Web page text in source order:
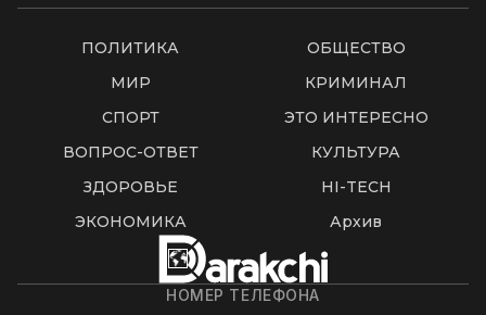
ПОЛИТИКА
ОБЩЕСТВО
МИР
КРИМИНАЛ
СПОРТ
ЭТО ИНТЕРЕСНО
ВОПРОС-ОТВЕТ
КУЛЬТУРА
ЗДОРОВЬЕ
HI-TECH
ЭКОНОМИКА
Архив
НОМЕР ТЕЛЕФОНА